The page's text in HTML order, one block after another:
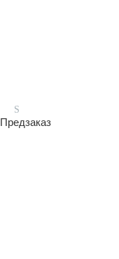
Предзаказ